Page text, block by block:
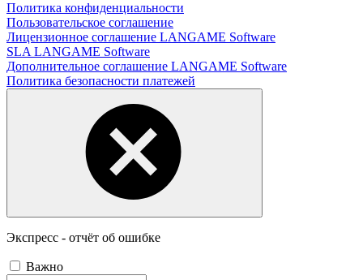
Политика конфиденциальности
Пользовательское соглашение
Лицензионное соглашение LANGAME Software
SLA LANGAME Software
Дополнительное соглашение LANGAME Software
Политика безопасности платежей
Экспресс - отчёт об ошибке
Важно